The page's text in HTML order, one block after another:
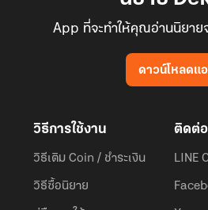
App ที่จะทำให้คุณอ่านนิยาย
ดาวน์โหลดแ
วิธีการใช้งาน
วิธีเติม Coin / ชำระเงิน
วิธีซื้อนิยาย
ติดต่อ
LINE